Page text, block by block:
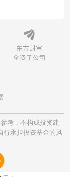
考，不构成投资建
行承担投资基金的风